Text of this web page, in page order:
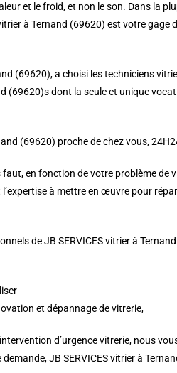
et le froid, et non le son. Dans la
à Ternand (69620) est votre
(69620), a choisi les techniciens
dont la seule et unique
(69620) proche de chez vous,
en fonction de votre problème
à mettre en œuvre pour
de JB SERVICES vitrier à
et dépannage de vitrerie,
d’urgence vitrerie, nous
JB SERVICES vitrier à